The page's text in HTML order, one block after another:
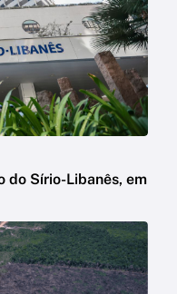
do Sírio-Libanês, em